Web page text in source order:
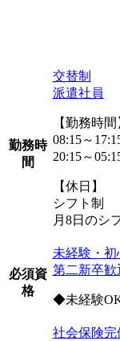
勤務時
間
交替制
派遣社員
【勤務時間
08:15～
20:15～
【休日】
シフト制
月8日のシ
必須資
格
未経験・初
第二新卒歓
◆未経験OK
社会保険完